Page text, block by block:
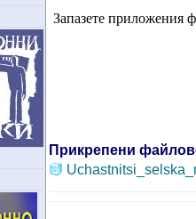
Запазете приложения
Прикрепени